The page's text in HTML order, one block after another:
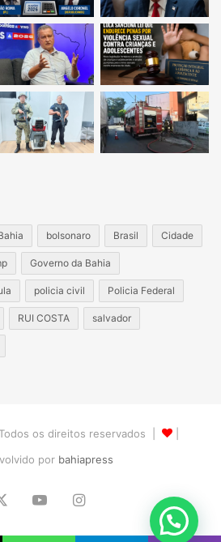
bolsonaro Brasil Cidade
Governo da Bahia
policia civil Policia Federal
RUI COSTA salvador
os direitos reservados |
por bahiapress
YouTubeInstagram